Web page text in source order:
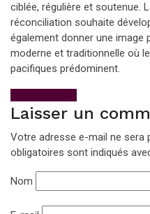
ciblée, régulière et soutenue.
réconciliation souhaite
également donner une image
moderne et traditionnelle où
pacifiques prédominent.
Laisser un
Votre adresse e-mail ne sera
obligatoires sont indiqués
Nom